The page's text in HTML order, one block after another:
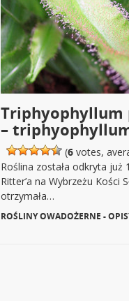
Triphyophyllum
–
(6 votes,
Roślina została odkryta już
Ritter’a na Wybrzeżu Kości
otrzymała…
ROŚLINY OWADOŻERNE -